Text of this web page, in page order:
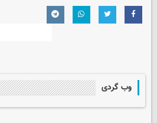
وب گردی